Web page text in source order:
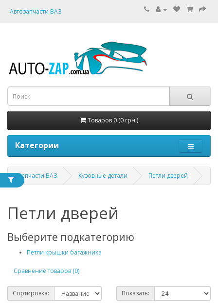
Автозапчасти ВАЗ
Товаров 0 (0 грн.)
Категории
Запчасти ВАЗ Кузовные детали Петли дверей
Петли дверей
Выберите подкатегорию
Петли крышки багажника
Сравнение товаров (0)
Сортировка: Показать: